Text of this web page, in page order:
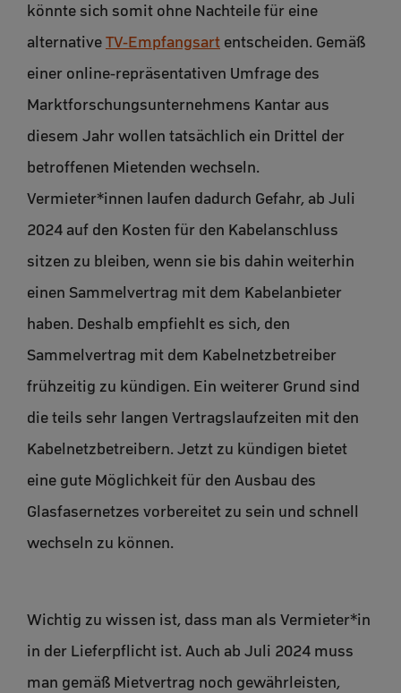
könnte sich somit ohne Nachteile für eine
alternative TV-Empfangsart entscheiden. Gemäß
einer online-repräsentativen Umfrage des
Marktforschungsunternehmens Kantar aus
diesem Jahr wollen tatsächlich ein Drittel der
betroffenen Mietenden wechseln.
Vermieter*innen laufen dadurch Gefahr, ab Juli
2024 auf den Kosten für den Kabelanschluss
sitzen zu bleiben, wenn sie bis dahin weiterhin
einen Sammelvertrag mit dem Kabelanbieter
haben. Deshalb empfiehlt es sich, den
Sammelvertrag mit dem Kabelnetzbetreiber
frühzeitig zu kündigen. Ein weiterer Grund sind
die teils sehr langen Vertragslaufzeiten mit den
Kabelnetzbetreibern. Jetzt zu kündigen bietet
eine gute Möglichkeit für den Ausbau des
Glasfasernetzes vorbereitet zu sein und schnell
wechseln zu können.
Wichtig zu wissen ist, dass man als Vermieter*in
in der Lieferpflicht ist. Auch ab Juli 2024 muss
man gemäß Mietvertrag noch gewährleisten,